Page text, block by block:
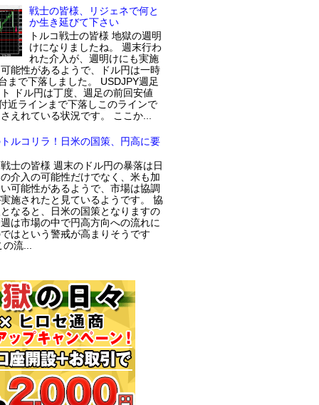
戦士の皆様、リジェネで何と
か生き延びて下さい
トルコ戦士の皆様 地獄の週明
けになりましたね。 週末行わ
れた介入が、週明けにも実施
能性があるようで、ドル円は一時
まで下落しました。 USDJPY週足
ドル円は丁度、週足の前回安値
近ラインまで下落しこのラインで
えれている状況です。 ここか...
ルコリラ！日米の国策、円高に要
士の皆様 週末のドル円の暴落は日
介入の可能性だけでなく、米も加
可能性があるようで、市場は協調
施されたと見ているようです。 協
なると、日米の国策となりますの
は市場の中で円高方向への流れに
はという警戒が高まりそうです
の流...